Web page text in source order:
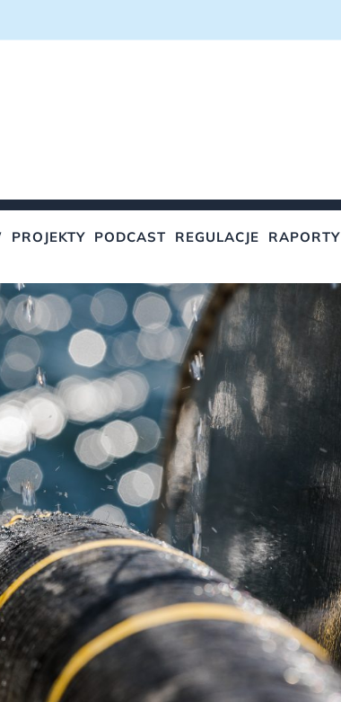
PROJEKTY PODCAST REGULACJE RAPORTY